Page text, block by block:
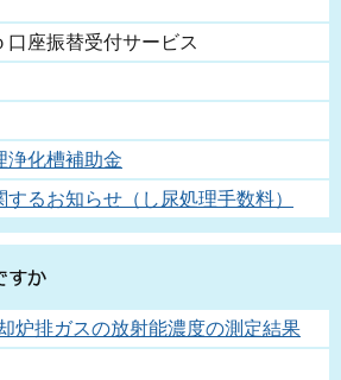
口座振替受付サービス
浄化槽補助金
るお知らせ（し尿処理手数料）
炉排ガスの放射能濃度の測定結果